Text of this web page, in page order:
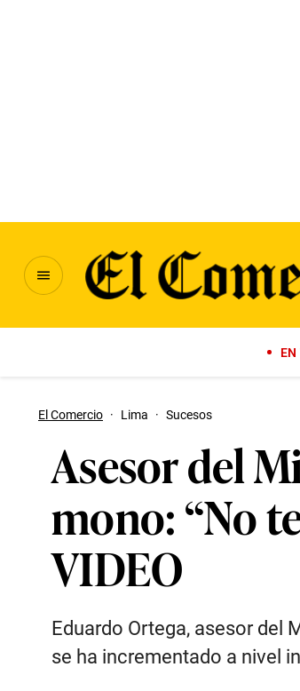
EN
El Comercio · Lima · Sucesos
Asesor del
mono: “No
VIDEO
Eduardo Ortega, asesor del
se ha incrementado a nivel